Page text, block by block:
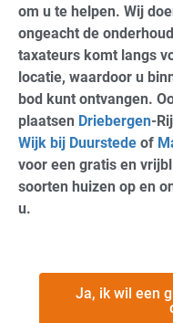
om u te helpen. Wij
ongeacht de
taxateurs komt langs
locatie, waardoor u
bod kunt ontvangen.
plaatsen Driebergen-
Wijk bij Duurstede of
voor een gratis en
soorten huizen op en
u.
Ja, ik wil een